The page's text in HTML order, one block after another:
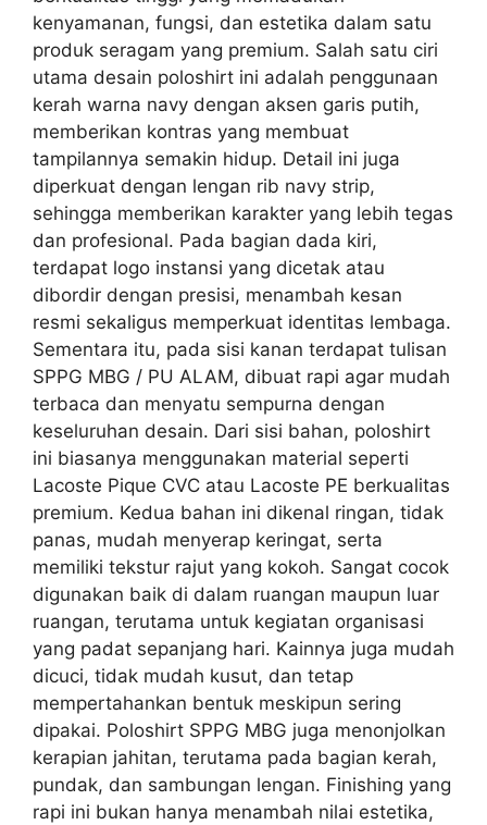
kenyamanan, fungsi, dan estetika dalam satu
produk seragam yang premium. Salah satu ciri
utama desain poloshirt ini adalah penggunaan
kerah warna navy dengan aksen garis putih,
memberikan kontras yang membuat
tampilannya semakin hidup. Detail ini juga
diperkuat dengan lengan rib navy strip,
sehingga memberikan karakter yang lebih tegas
dan profesional. Pada bagian dada kiri,
terdapat logo instansi yang dicetak atau
dibordir dengan presisi, menambah kesan
resmi sekaligus memperkuat identitas lembaga.
Sementara itu, pada sisi kanan terdapat tulisan
SPPG MBG / PU ALAM, dibuat rapi agar mudah
terbaca dan menyatu sempurna dengan
keseluruhan desain. Dari sisi bahan, poloshirt
ini biasanya menggunakan material seperti
Lacoste Pique CVC atau Lacoste PE berkualitas
premium. Kedua bahan ini dikenal ringan, tidak
panas, mudah menyerap keringat, serta
memiliki tekstur rajut yang kokoh. Sangat cocok
digunakan baik di dalam ruangan maupun luar
ruangan, terutama untuk kegiatan organisasi
yang padat sepanjang hari. Kainnya juga mudah
dicuci, tidak mudah kusut, dan tetap
mempertahankan bentuk meskipun sering
dipakai. Poloshirt SPPG MBG juga menonjolkan
kerapian jahitan, terutama pada bagian kerah,
pundak, dan sambungan lengan. Finishing yang
rapi ini bukan hanya menambah nilai estetika,